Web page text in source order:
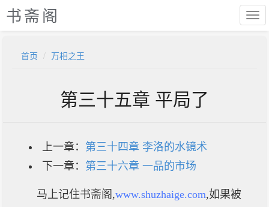
书斋阁
首页 万相之王
第三十五章 平局了
上一章： 第三十四章 李洛的水镜术
下一章： 第三十六章 一品的市场
马上记住书斋阁,www.shuzhaige.com,如果被